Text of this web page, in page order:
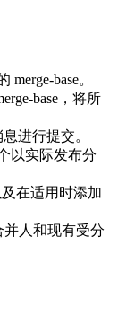
base。
base，将所
进行提交。
以实际发布分
在适用时添加
并人和现有受分